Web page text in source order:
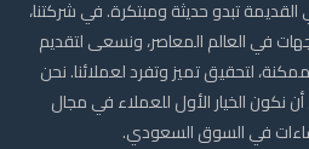
القديمة تبدو حديثة ومبتكرة. في شركتنا،
في العالم المعاصر، ونسعى لتقديم
لتحقيق تميز وتفرد لعملائنا. نحن
نكون الخيار الأول للعملاء في مجال
في السوق السعودي.